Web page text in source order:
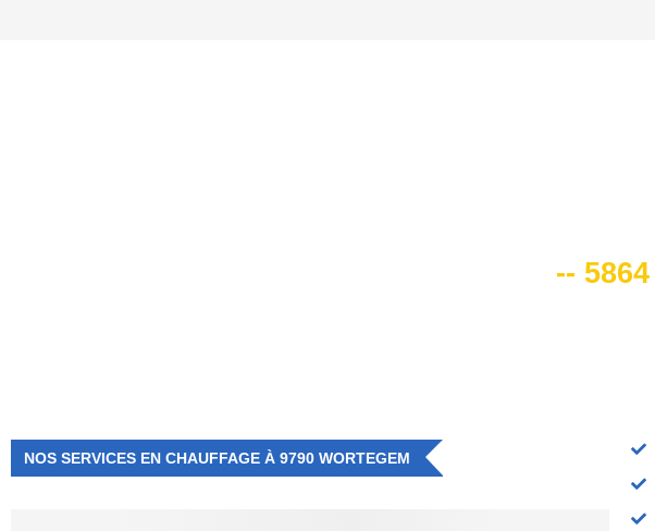
-- 5864
NOS SERVICES EN CHAUFFAGE À 9790 WORTEGEM